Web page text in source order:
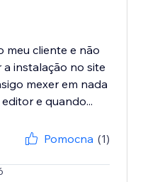
meu cliente e não
instalação no site
mexer em nada
e quando...
Pomocna (1)